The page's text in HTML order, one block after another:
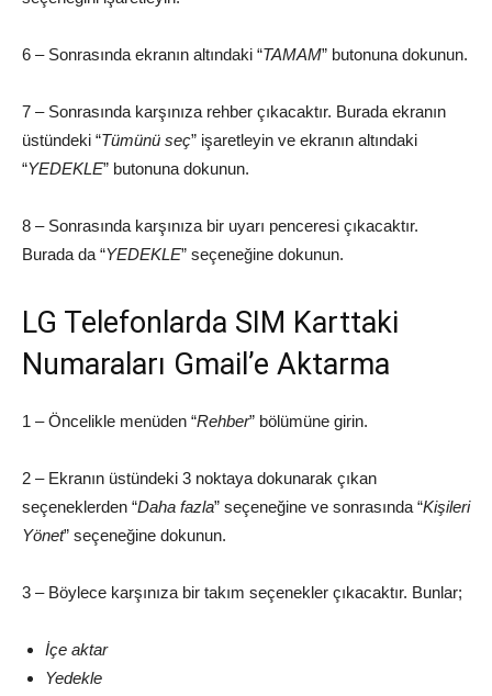
6 – Sonrasında ekranın altındaki “TAMAM” butonuna dokunun.
7 – Sonrasında karşınıza rehber çıkacaktır. Burada ekranın
üstündeki “Tümünü seç” işaretleyin ve ekranın altındaki
“YEDEKLE” butonuna dokunun.
8 – Sonrasında karşınıza bir uyarı penceresi çıkacaktır.
Burada da “YEDEKLE” seçeneğine dokunun.
LG Telefonlarda SIM Karttaki
Numaraları Gmail’e Aktarma
1 – Öncelikle menüden “Rehber” bölümüne girin.
2 – Ekranın üstündeki 3 noktaya dokunarak çıkan
seçeneklerden “Daha fazla” seçeneğine ve sonrasında “Kişileri
Yönet” seçeneğine dokunun.
3 – Böylece karşınıza bir takım seçenekler çıkacaktır. Bunlar;
İçe aktar
Yedekle